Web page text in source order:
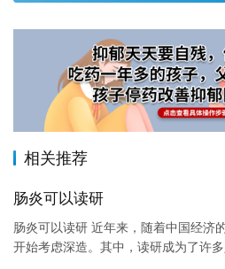
相关推荐
肠炎可以读研
肠炎可以读研 近年来，随着中国经济
开始考虑深造。其中，读研成为了许